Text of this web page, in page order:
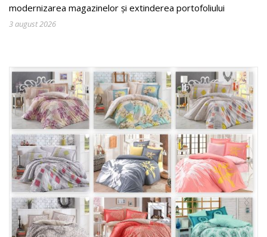
modernizarea magazinelor și extinderea portofoliului
3 august 2026